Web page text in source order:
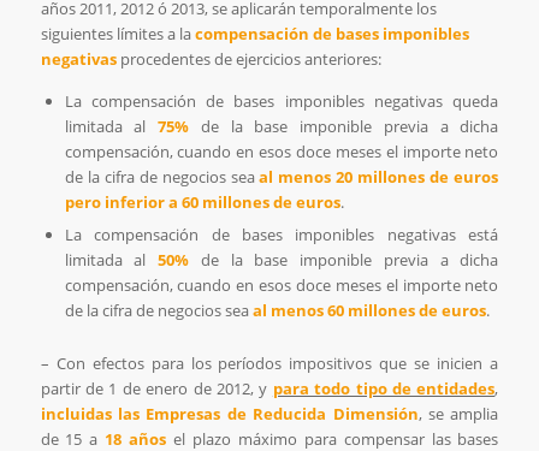
años 2011, 2012 ó 2013, se aplicarán temporalmente los
siguientes límites a lacompensación de bases imponibles
negativasprocedentes de ejercicios anteriores:
La compensación de bases imponibles negativas queda
limitada al75% de la base imponible previa a dicha
compensación, cuando en esos doce meses el importe neto
de la cifra de negocios seaal menos 20 millones de euros
pero inferior a 60 millones de euros.
La compensación de bases imponibles negativas está
limitada al50% de la base imponible previa a dicha
compensación, cuando en esos doce meses el importe neto
de la cifra de negocios seaal menos 60 millones de euros.
– Con efectos para los períodos impositivos que se inicien a
partir de 1 de enero de 2012, y para todo tipo de entidades,
incluidas las Empresas de Reducida Dimensión, se amplia
de 15 a 18 años el plazo máximo para compensar las bases